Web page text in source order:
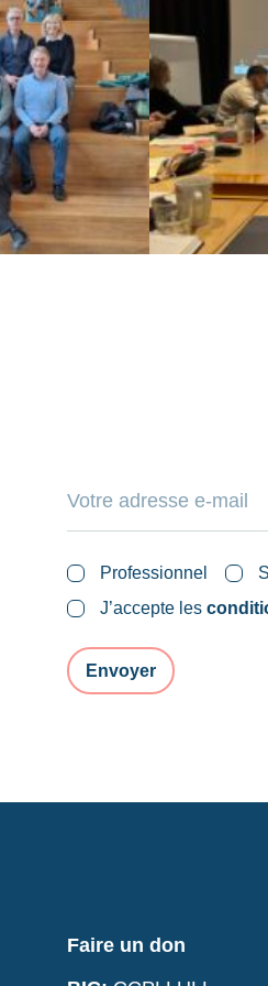
Professionnel
J’accepte les
Faire un don